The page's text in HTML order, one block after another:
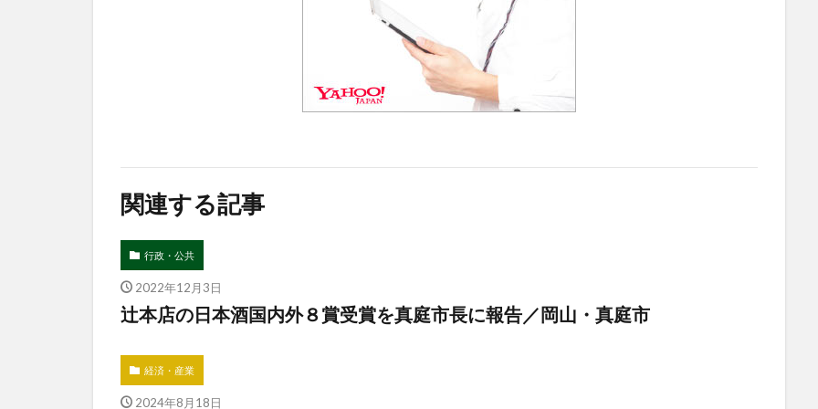
関連する記事
行政・公共
2022年12月3日
辻本店の日本酒国内外８賞受賞を真庭市長に報告／岡山・真庭市
経済・産業
2024年8月18日